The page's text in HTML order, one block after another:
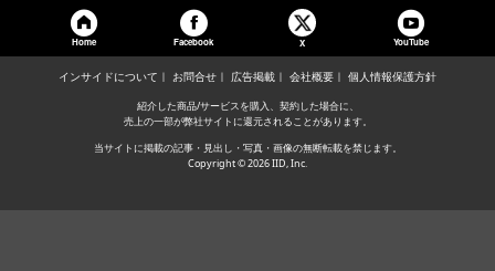
Home Facebook X YouTube
インサイドについて お問合せ 広告掲載 会社概要 個人情報保護方針
紹介した商品/サービスを購入、契約した場合に、
売上の一部が弊社サイトに還元されることがあります。
当サイトに掲載の記事・見出し・写真・画像の無断転載を禁じます。
Copyright © 2026 IID, Inc.